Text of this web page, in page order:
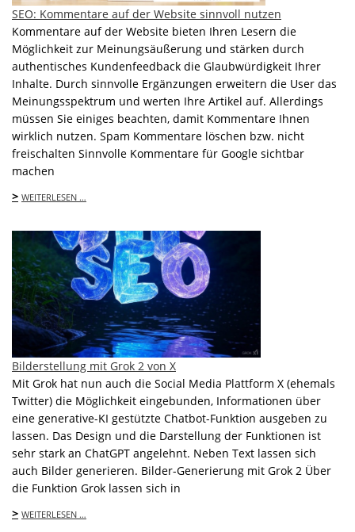
SEO: Kommentare auf der Website sinnvoll nutzen
Kommentare auf der Website bieten Ihren Lesern die
Möglichkeit zur Meinungsäußerung und stärken durch
authentisches Kundenfeedback die Glaubwürdigkeit Ihrer
Inhalte. Durch sinnvolle Ergänzungen erweitern die User das
Meinungsspektrum und werten Ihre Artikel auf. Allerdings
müssen Sie einiges beachten, damit Kommentare Ihnen
wirklich nutzen. Spam Kommentare löschen bzw. nicht
freischalten Sinnvolle Kommentare für Google sichtbar
machen
> WEITERLESEN …
Bilderstellung mit Grok 2 von X
Mit Grok hat nun auch die Social Media Plattform X (ehemals
Twitter) die Möglichkeit eingebunden, Informationen über
eine generative-KI gestützte Chatbot-Funktion ausgeben zu
lassen. Das Design und die Darstellung der Funktionen ist
sehr stark an ChatGPT angelehnt. Neben Text lassen sich
auch Bilder generieren. Bilder-Generierung mit Grok 2 Über
die Funktion Grok lassen sich in
> WEITERLESEN …